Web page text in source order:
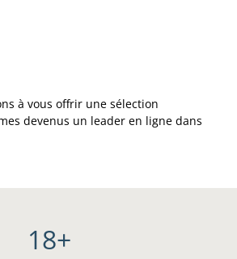
à vous offrir une sélection
devenus un leader en ligne dans
18+